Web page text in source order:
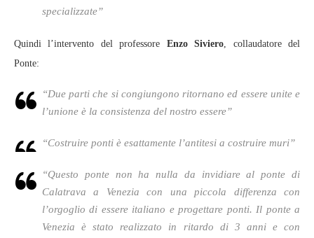
specializzate”
Quindi l’intervento del professore Enzo Siviero, collaudatore del
Ponte:
“Due parti che si congiungono ritornano ed essere unite e
l’unione è la consistenza del nostro essere”
“Costruire ponti è esattamente l’antitesi a costruire muri”
“Questo ponte non ha nulla da invidiare al ponte di
Calatrava a Venezia con una piccola differenza con
l’orgoglio di essere italiano e progettare ponti. Il ponte a
Venezia è stato realizzato in ritardo di 3 anni e con